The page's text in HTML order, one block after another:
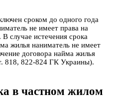
сроком до одного года
не имеет права на
случае истечения срока
жилья наниматель не имеет
договора найма жилья
818, 822-824 ГК Украины).
в частном жилом